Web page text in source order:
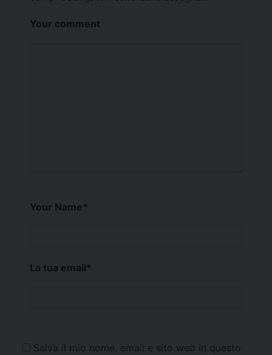
Your comment
Your Name*
La tua email*
Salva il mio nome, email e sito web in questo